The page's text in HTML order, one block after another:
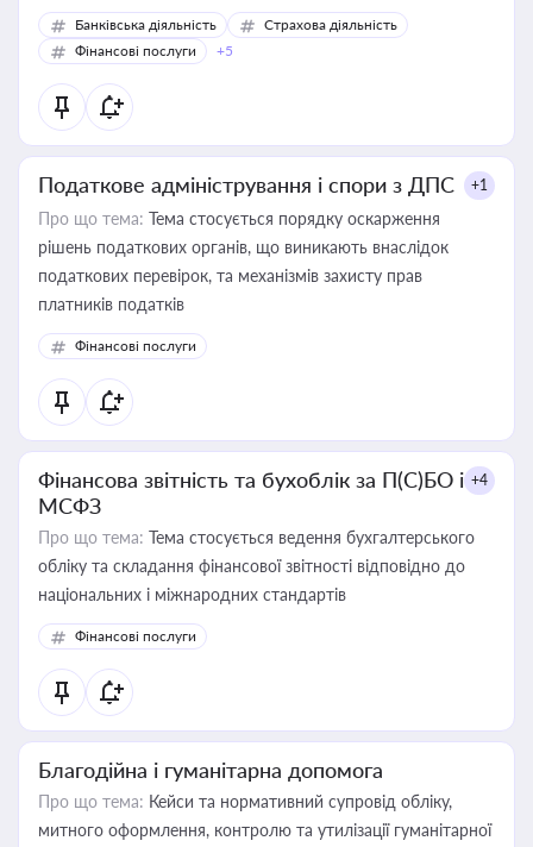
Банківська діяльність
Страхова діяльність
Фінансові послуги
+5
Податкове адміністрування і спори з ДПС +1
Про що тема: Тема стосується порядку оскарження
рішень податкових органів, що виникають внаслідок
податкових перевірок, та механізмів захисту прав
платників податків
Фінансові послуги
Фінансова звітність та бухоблік за П(С)БО і
МСФЗ
+4
Про що тема: Тема стосується ведення бухгалтерського
обліку та складання фінансової звітності відповідно до
національних і міжнародних стандартів
Фінансові послуги
Благодійна і гуманітарна допомога
Про що тема: Кейси та нормативний супровід обліку,
митного оформлення, контролю та утилізації гуманітарної